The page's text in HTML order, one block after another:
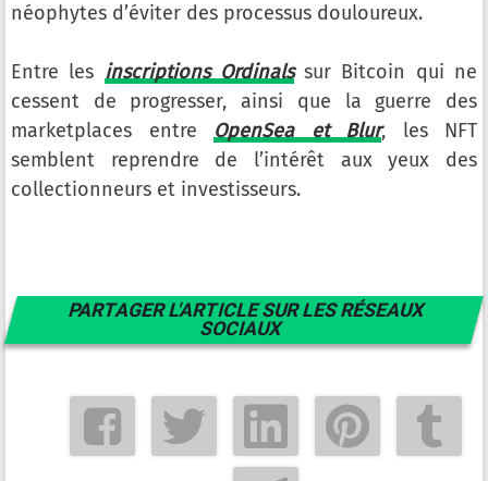
néophytes d’éviter des processus douloureux.
Entre les inscriptions Ordinalssur Bitcoin qui ne
cessent de progresser, ainsi que la guerre des
marketplaces entre OpenSea et Blur, les NFT
semblent reprendre de l’intérêt aux yeux des
collectionneurs et investisseurs.
PARTAGER L'ARTICLE SUR LES RÉSEAUX
SOCIAUX